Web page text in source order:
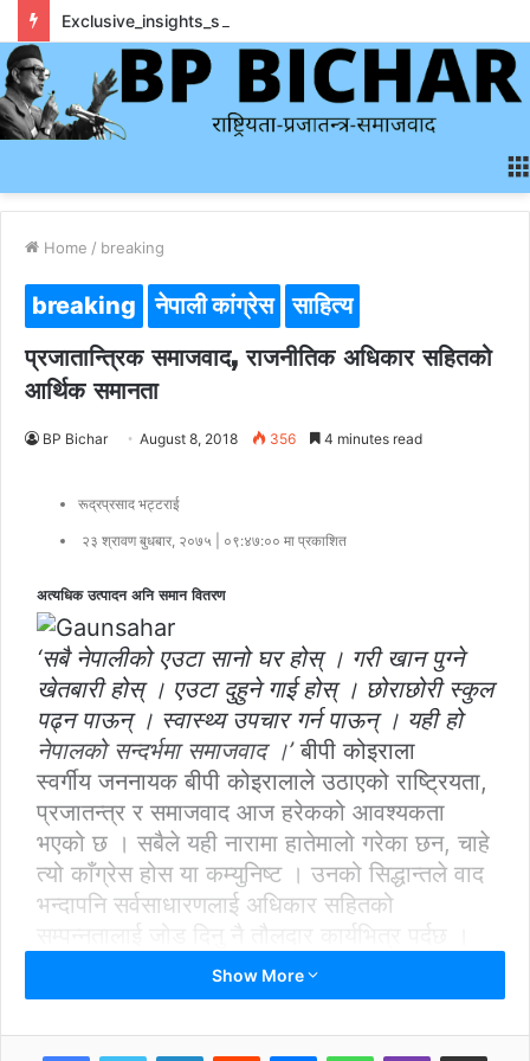
Home / breaking
breaking नेपाली कांग्रेस साहित्य
प्रजातान्त्रिक समाजवाद, राजनीतिक अधिकार सहितको
आर्थिक समानता
BP Bichar August 8, 2018 356 4 minutes read
रूद्रप्रसाद भट्टराई
२३ श्रावण बुधबार, २०७५ | ०९:४७:०० मा प्रकाशित
अत्यधिक उत्पादन अनि समान वितरण
‘सबै नेपालीको एउटा सानो घर होस् । गरी खान पुग्ने
खेतबारी होस् । एउटा दुहुने गाई होस् । छोराछोरी स्कुल
पढ्न पाऊन् । स्वास्थ्य उपचार गर्न पाऊन् । यही हो
नेपालको सन्दर्भमा समाजवाद ।’बीपी कोइराला
स्वर्गीय जननायक बीपी कोइरालाले उठाएको राष्ट्रियता,
प्रजातन्त्र र समाजवाद आज हरेकको आवश्यकता
भएको छ । सबैले यही नारामा हातेमालो गरेका छन, चाहे
त्यो काँग्रेस होस या कम्युनिष्ट । उनको सिद्धान्तले वाद
भन्दापनि सर्वसाधारणलाई अधिकार सहितको
आज साम्यवादी चरित्रपनि प्रजातन्त्रमा अँटाएर देश
विकासका खाकामा हातेमालो गर्दै जानु बीपीकै
सिद्धान्तको उपज हो ।
Show More
LinkedInReddit MessengerWhatsAppViber Share via Email